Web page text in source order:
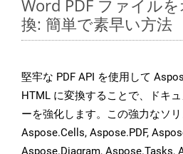
Word PDF ファイル
換: 簡単で素早い方法
堅牢な PDF API を使用して
HTML に変換することで、ドキ
ーを強化します。この強力なソリ
Aspose.Cells, Aspose.PDF,
Aspose.Diagram, Aspose.Tasks,